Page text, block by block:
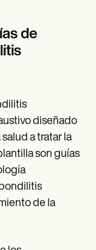
de
diseñado
a tratar la
son guías
de la